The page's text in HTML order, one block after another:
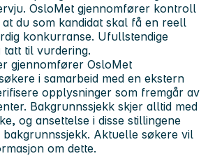
OsloMet gjennomfører kontroll
du som kandidat skal få en reell
konkurranse. Ufullstendige
til vurdering.
gjennomfører OsloMet
i samarbeid med en ekstern
opplysninger som fremgår av
Bakgrunnssjekk skjer alltid med
og ansettelse i disse stillingene
Aktuelle søkere vil
om dette.